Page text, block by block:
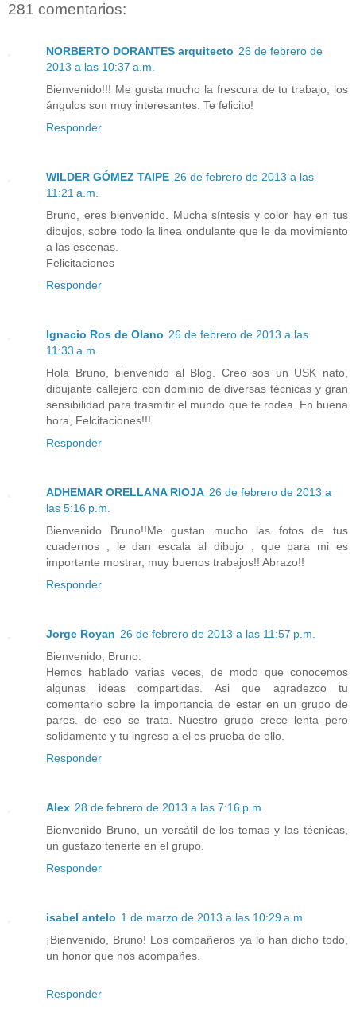
281 comentarios:
NORBERTO DORANTES arquitecto 26 de febrero de
2013 a las 10:37 a.m.
Bienvenido!!! Me gusta mucho la frescura de tu trabajo, los
ángulos son muy interesantes. Te felicito!
Responder
WILDER GÓMEZ TAIPE 26 de febrero de 2013 a las
11:21 a.m.
Bruno, eres bienvenido. Mucha síntesis y color hay en tus
dibujos, sobre todo la linea ondulante que le da movimiento
a las escenas.
Felicitaciones
Responder
Ignacio Ros de Olano 26 de febrero de 2013 a las
11:33 a.m.
Hola Bruno, bienvenido al Blog. Creo sos un USK nato,
dibujante callejero con dominio de diversas técnicas y gran
sensibilidad para trasmitir el mundo que te rodea. En buena
hora, Felcitaciones!!!
Responder
ADHEMAR ORELLANA RIOJA 26 de febrero de 2013 a
las 5:16 p.m.
Bienvenido Bruno!!Me gustan mucho las fotos de tus
cuadernos , le dan escala al dibujo , que para mi es
importante mostrar, muy buenos trabajos!! Abrazo!!
Responder
Jorge Royan 26 de febrero de 2013 a las 11:57 p.m.
Bienvenido, Bruno.
Hemos hablado varias veces, de modo que conocemos
algunas ideas compartidas. Asi que agradezco tu
comentario sobre la importancia de estar en un grupo de
pares. de eso se trata. Nuestro grupo crece lenta pero
solidamente y tu ingreso a el es prueba de ello.
Responder
Alex 28 de febrero de 2013 a las 7:16 p.m.
Bienvenido Bruno, un versátil de los temas y las técnicas,
un gustazo tenerte en el grupo.
Responder
isabel antelo 1 de marzo de 2013 a las 10:29 a.m.
¡Bienvenido, Bruno! Los compañeros ya lo han dicho todo,
un honor que nos acompañes.
Responder